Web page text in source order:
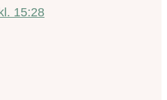
15:28